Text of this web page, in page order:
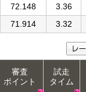
72.148
3.36
71.914 3.32
審査
ポイント
試走
タイム